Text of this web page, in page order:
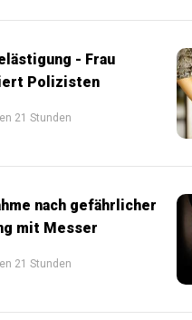
- Frau
Polizisten
21 Stunden
nach gefährlicher
mit Messer
21 Stunden